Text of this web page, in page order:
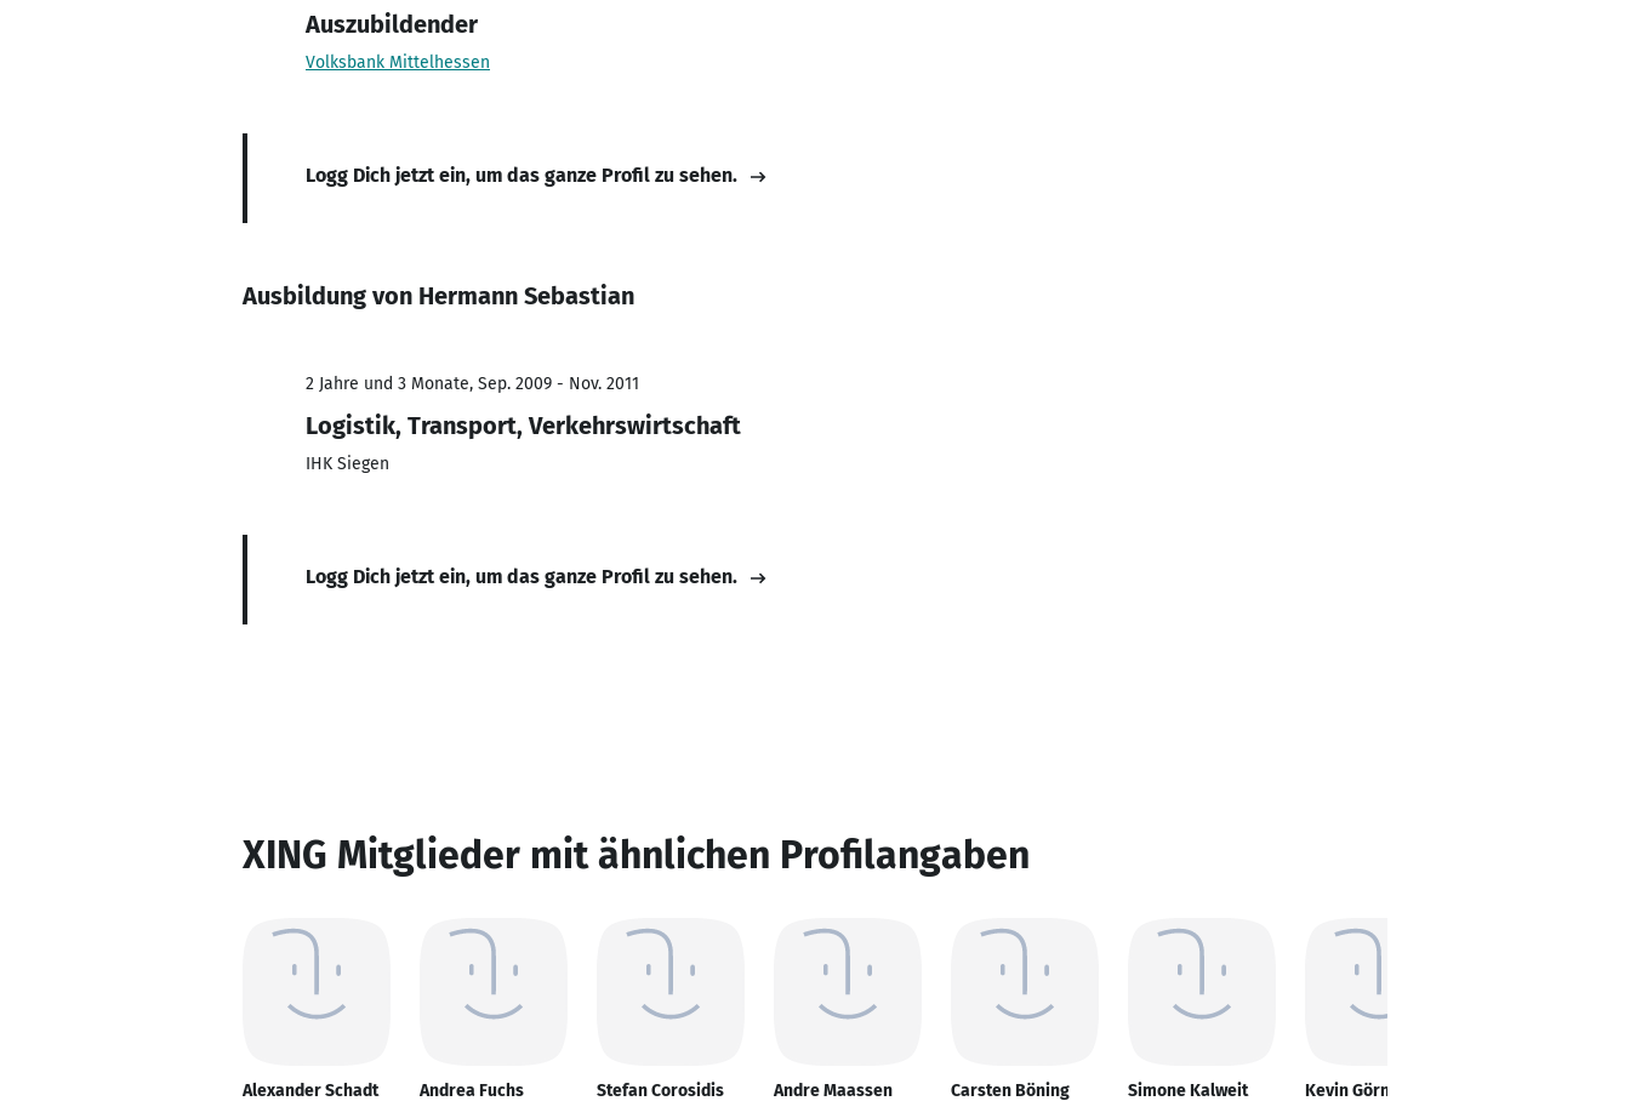
Auszubildender
Volksbank Mittelhessen
Logg Dich jetzt ein, um das ganze Profil zu sehen.
Ausbildung von Hermann Sebastian
2 Jahre und 3 Monate, Sep. 2009 - Nov. 2011
Logistik, Transport, Verkehrswirtschaft
IHK Siegen
Logg Dich jetzt ein, um das ganze Profil zu sehen.
XING Mitglieder mit ähnlichen Profilangaben
Alexander Schadt Andrea Fuchs Stefan Corosidis Andre Maassen Carsten Böning Simone Kalweit Kevin Görner